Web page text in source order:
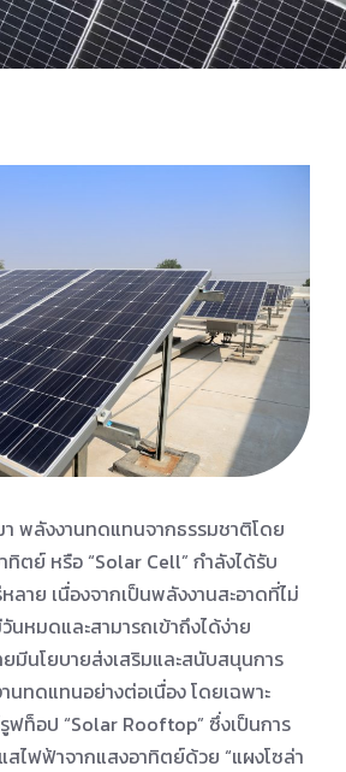
พลังงานทดแทนจากธรรมชาติโดย
ทิตย์ หรือ “Solar Cell” กําลังได้รับ
ลาย เนื่องจากเป็นพลังงานสะอาดที่ไม่
หมดและสามารถเข้าถึงได้ง่าย
มีนโยบายส่งเสริมและสนับสนุนการ
ทดแทนอย่างต่อเนื่อง โดยเฉพาะ
ฟท็อป “Solar Rooftop” ซึ่งเป็นการ
ไฟฟ้าจากแสงอาทิตย์ด้วย “แผงโซล่า